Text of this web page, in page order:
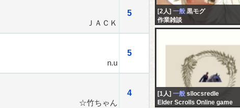
5
ＪＡＣＫ
5
n.u
4
☆竹ちゃん
[2人] 一般 黒モグ
作業雑談
[1人] 一般 sllocsredle
Elder Scrolls Online game